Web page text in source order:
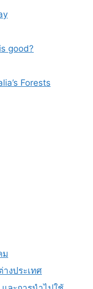
good?
Forests
ม
งประเทศ